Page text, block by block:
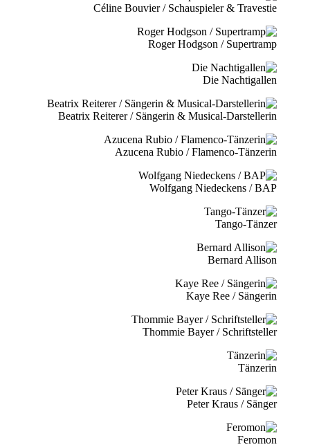
Céline Bouvier / Schauspieler & Travestie
Roger Hodgson / Supertramp
Die Nachtigallen
Beatrix Reiterer / Sängerin & Musical-Darstellerin
Azucena Rubio / Flamenco-Tänzerin
Wolfgang Niedeckens / BAP
Tango-Tänzer
Bernard Allison
Kaye Ree / Sängerin
Thommie Bayer / Schriftsteller
Tänzerin
Peter Kraus / Sänger
Feromon